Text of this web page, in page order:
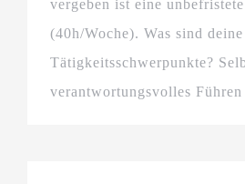
vergeben ist eine
(40h/Woche). Was sind deine
Tätigkeitsschwerpunkte?
verantwortungsvolles Führen